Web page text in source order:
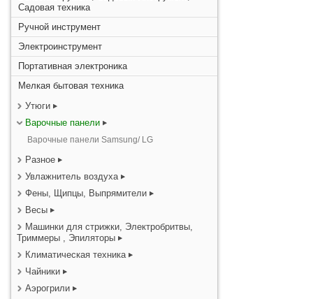
Садовая техника
Ручной инструмент
Электроинструмент
Портативная электроника
Мелкая бытовая техника
Утюги
Варочные панели
Варочные панели Samsung/ LG
Разное
Увлажнитель воздуха
Фены, Щипцы, Выпрямители
Весы
Машинки для стрижки, Электробритвы,
Триммеры , Эпиляторы
Климатическая техника
Чайники
Аэрогрили